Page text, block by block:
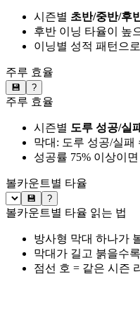
시즌별 초반/중반/후
후반 이닝 타율이 높
이닝별 성적 패턴으
주루 효율
💾 ?
주루 효율
시즌별 도루 성공/실
막대: 도루 성공/실패
성공률 75% 이상이
볼카운트별 타율
💾 ?
볼카운트별 타율 읽는 법
방사형 막대 하나가
막대가 길고 붉을수
점선 호 = 같은 시즌